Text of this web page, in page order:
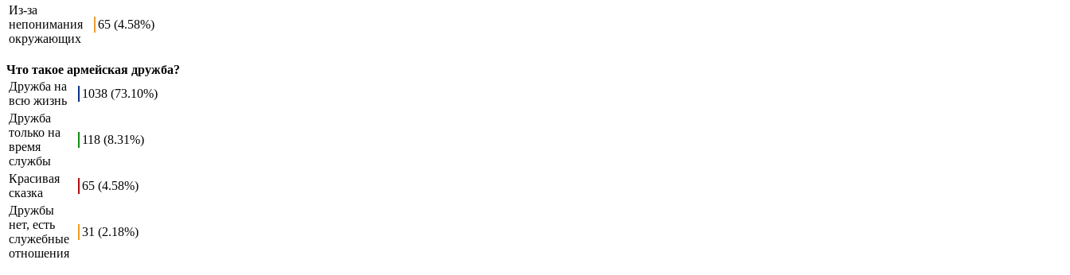
Из-за
непонимания
окружающих
65 (4.58%)
Что такое армейская дружба?
Дружба на
всю жизнь
1038 (73.10%)
Дружба
только на
время
службы
118 (8.31%)
Красивая
сказка
65 (4.58%)
Дружбы
нет, есть
служебные
отношения
31 (2.18%)